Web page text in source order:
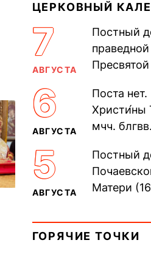
ЦЕРКОВНЫЙ
7
АВГУСТА
Постный
прп.
6
АВГУСТА
Поста
Христи́ны
мчч.
Дави́да
5
АВГУСТА
Постный
Матери
воина
ГОРЯЧИЕ ТОЧКИ